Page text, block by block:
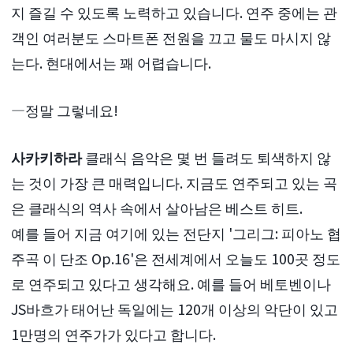
지 즐길 수 있도록 노력하고 있습니다. 연주 중에는 관
객인 여러분도 스마트폰 전원을 끄고 물도 마시지 않
는다. 현대에서는 꽤 어렵습니다.
―정말 그렇네요!
사카키하라클래식 음악은 몇 번 들려도 퇴색하지 않
는 것이 가장 큰 매력입니다. 지금도 연주되고 있는 곡
은 클래식의 역사 속에서 살아남은 베스트 히트.
예를 들어 지금 여기에 있는 전단지 '그리그: 피아노 협
주곡 이 단조 Op.16'은 전세계에서 오늘도 100곳 정도
로 연주되고 있다고 생각해요. 예를 들어 베토벤이나
JS바흐가 태어난 독일에는 120개 이상의 악단이 있고
1만명의 연주가가 있다고 합니다.